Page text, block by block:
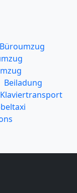
Büroumzug
Beiladung
Klaviertransport